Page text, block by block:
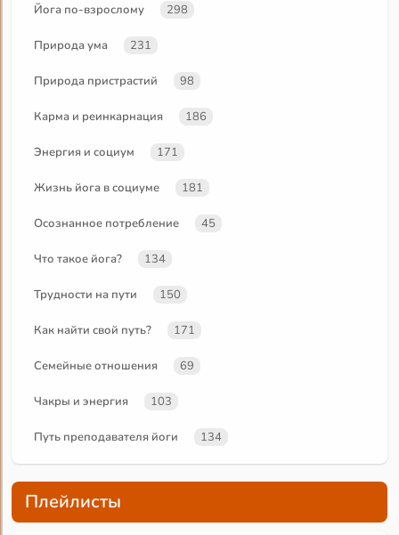
Йога по-взрослому 298
Природа ума 231
Природа пристрастий 98
Карма и реинкарнация 186
Энергия и социум 171
Жизнь йога в социуме 181
Осознанное потребление 45
Что такое йога? 134
Трудности на пути 150
Как найти свой путь? 171
Семейные отношения 69
Чакры и энергия 103
Путь преподавателя йоги 134
Плейлисты